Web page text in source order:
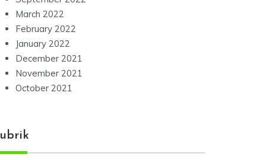
March 2022
February 2022
January 2022
December 2021
November 2021
October 2021